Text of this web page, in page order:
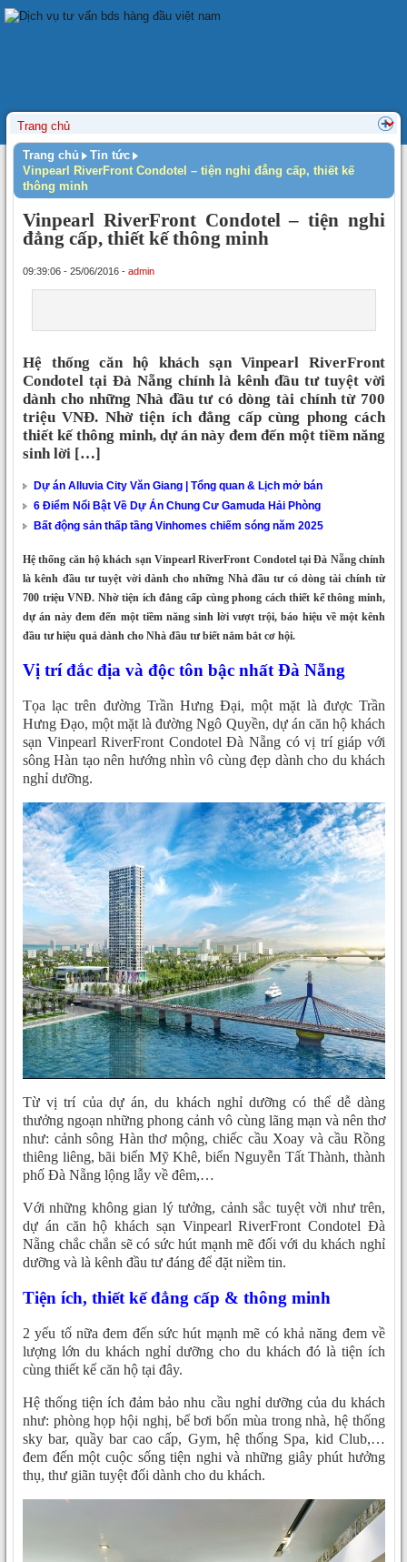
Trang chủ
Tin tức
Vinpearl RiverFront Condotel – tiện nghi đẳng cấp, thiết kế
thông minh
Vinpearl RiverFront Condotel – tiện nghi
đẳng cấp, thiết kế thông minh
09:39:06 - 25/06/2016 - admin
Hệ thống căn hộ khách sạn Vinpearl RiverFront
Condotel tại Đà Nẵng chính là kênh đầu tư tuyệt vời
dành cho những Nhà đầu tư có dòng tài chính từ 700
triệu VNĐ. Nhờ tiện ích đẳng cấp cùng phong cách
thiết kế thông minh, dự án này đem đến một tiềm năng
sinh lời […]
Dự án Alluvia City Văn Giang | Tổng quan & Lịch mở bán
6 Điểm Nổi Bật Về Dự Án Chung Cư Gamuda Hải Phòng
Bất động sản thấp tầng Vinhomes chiếm sóng năm 2025
Hệ thống căn hộ khách sạn Vinpearl RiverFront Condotel tại Đà Nẵng chính
là kênh đầu tư tuyệt vời dành cho những Nhà đầu tư có dòng tài chính từ
700 triệu VNĐ. Nhờ tiện ích đẳng cấp cùng phong cách thiết kế thông minh,
dự án này đem đến một tiềm năng sinh lời vượt trội, báo hiệu về một kênh
đầu tư hiệu quả dành cho Nhà đầu tư biết nắm bắt cơ hội.
Vị trí đắc địa và độc tôn bậc nhất Đà Nẵng
Tọa lạc trên đường Trần Hưng Đại, một mặt là được Trần
Hưng Đạo, một mặt là đường Ngô Quyền, dự án căn hộ khách
sạn Vinpearl RiverFront Condotel Đà Nẵng có vị trí giáp với
sông Hàn tạo nên hướng nhìn vô cùng đẹp dành cho du khách
nghỉ dưỡng.
Từ vị trí của dự án, du khách nghỉ dưỡng có thể dễ dàng
thưởng ngoạn những phong cảnh vô cùng lãng mạn và nên thơ
như: cảnh sông Hàn thơ mộng, chiếc cầu Xoay và cầu Rồng
thiêng liêng, bãi biển Mỹ Khê, biển Nguyễn Tất Thành, thành
phố Đà Nẵng lộng lẫy về đêm,…
Với những không gian lý tưởng, cảnh sắc tuyệt vời như trên,
dự án căn hộ khách sạn Vinpearl RiverFront Condotel Đà
Nẵng chắc chắn sẽ có sức hút mạnh mẽ đối với du khách nghỉ
dưỡng và là kênh đầu tư đáng để đặt niềm tin.
Tiện ích, thiết kế đẳng cấp & thông minh
2 yếu tố nữa đem đến sức hút mạnh mẽ có khả năng đem về
lượng lớn du khách nghỉ dưỡng cho du khách đó là tiện ích
cùng thiết kế căn hộ tại đây.
Hệ thống tiện ích đảm bảo nhu cầu nghỉ dưỡng của du khách
như: phòng họp hội nghị, bể bơi bốn mùa trong nhà, hệ thống
sky bar, quầy bar cao cấp, Gym, hệ thống Spa, kid Club,…
đem đến một cuộc sống tiện nghi và những giây phút hưởng
thụ, thư giãn tuyệt đối dành cho du khách.